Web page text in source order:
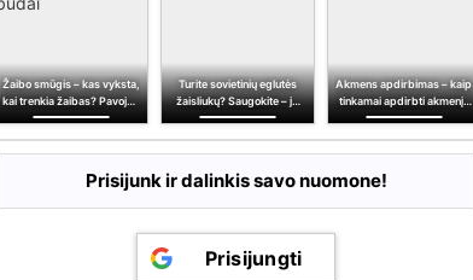
Žaibo smūgis – kas vyksta,
kai trenkia žaibas? Pavojai,
pasekmės ir
Turite sovietinių eglutės
žaisliukų? Saugokite – jų
vertė sparčiai kyla
Akmens apdirbimas – kaip
tinkamai apdirbti akmenį?
Išsami pamoka
Prisijunk ir dalinkis savo nuomone!
Prisijungti